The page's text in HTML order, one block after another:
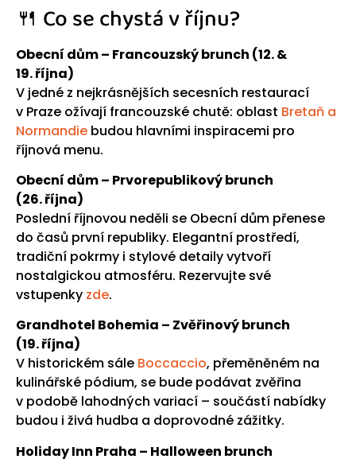
🍴 Co se chystá v říjnu?
Obecní dům – Francouzský brunch (12. &
19. října)
V jedné z nejkrásnějších secesních restaurací
v Praze ožívají francouzské chutě: oblast Bretaň a
Normandie budou hlavními inspiracemi pro
říjnová menu.
Obecní dům – Prvorepublikový brunch
(26. října)
Poslední říjnovou neděli se Obecní dům přenese
do časů první republiky. Elegantní prostředí,
tradiční pokrmy i stylové detaily vytvoří
nostalgickou atmosféru. Rezervujte své
vstupenky zde.
Grandhotel Bohemia – Zvěřinový brunch
(19. října)
V historickém sále Boccaccio, přeměněném na
kulinářské pódium, se bude podávat zvěřina
v podobě lahodných variací – součástí nabídky
budou i živá hudba a doprovodné zážitky.
Holiday Inn Praha – Halloween brunch